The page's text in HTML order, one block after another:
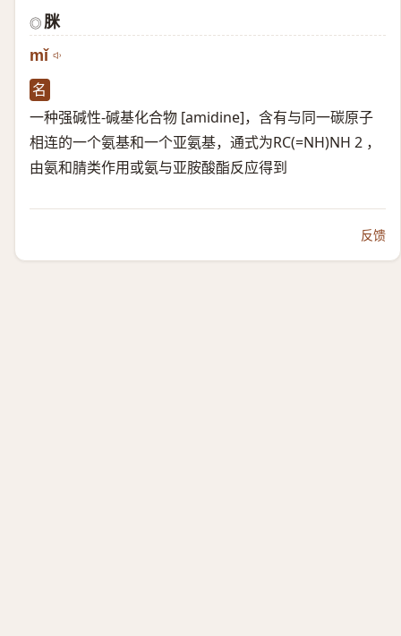
◎ 脒
mǐ
名
一种强碱性-碱基化合物 [amidine]，含有与同一碳原子
相连的一个氨基和一个亚氨基，通式为RC(=NH)NH 2 ，
由氨和腈类作用或氨与亚胺酸酯反应得到
反馈